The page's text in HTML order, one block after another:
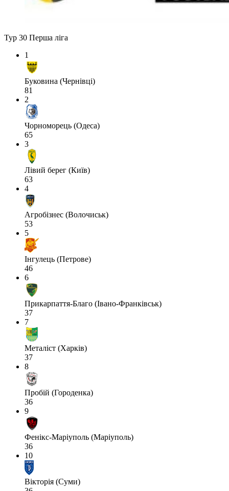
Тур 30 Перша ліга
1
Буковина (Чернівці)
81
2
Чорноморець (Одеса)
65
3
Лівий берег (Київ)
63
4
Агробізнес (Волочиськ)
53
5
Інгулець (Петрове)
46
6
Прикарпаття-Благо (Івано-Франківськ)
37
7
Металіст (Харків)
37
8
Пробій (Городенка)
36
9
Фенікс-Маріуполь (Маріуполь)
36
10
Вікторія (Суми)